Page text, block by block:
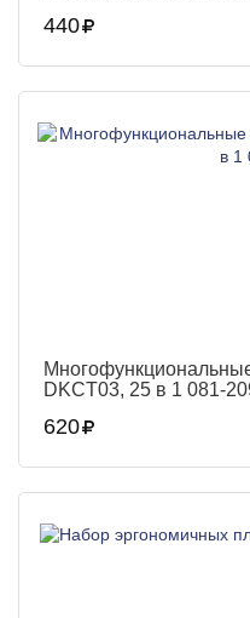
440
DKCT03, 25 в 1 081-
620